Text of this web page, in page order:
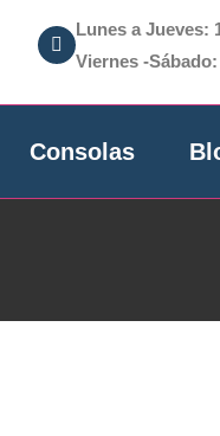
Lunes a Jueves:
Viernes -
Consolas